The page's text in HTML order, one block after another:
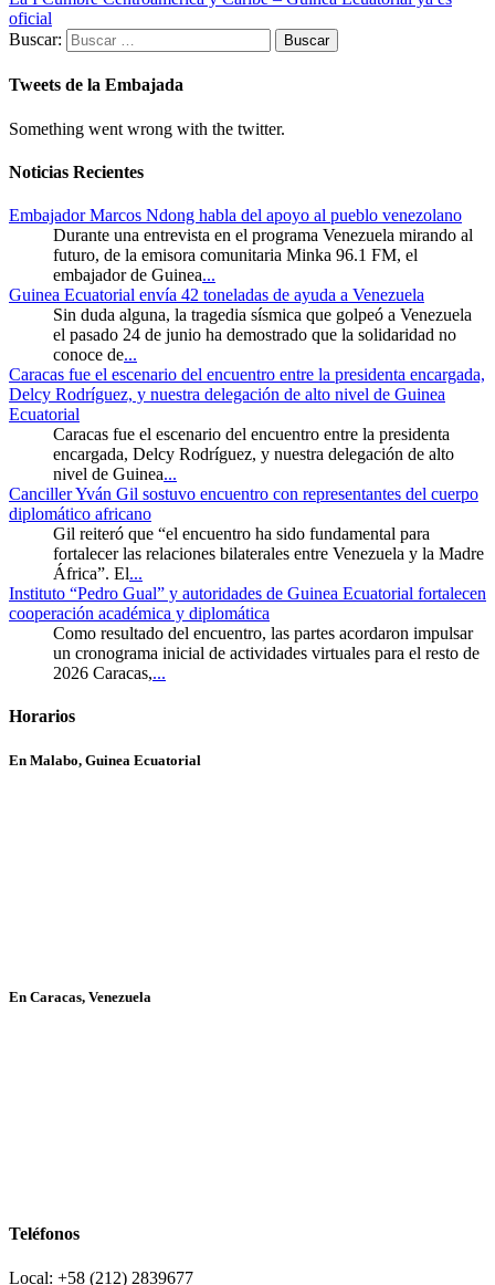
oficial
Buscar:
Tweets de la Embajada
Something went wrong with the twitter.
Noticias Recientes
Embajador Marcos Ndong habla del apoyo al pueblo venezolano
Durante una entrevista en el programa Venezuela mirando al
futuro, de la emisora comunitaria Minka 96.1 FM, el
embajador de Guinea...
Guinea Ecuatorial envía 42 toneladas de ayuda a Venezuela
Sin duda alguna, la tragedia sísmica que golpeó a Venezuela
el pasado 24 de junio ha demostrado que la solidaridad no
conoce de...
Caracas fue el escenario del encuentro entre la presidenta encargada,
Delcy Rodríguez, y nuestra delegación de alto nivel de Guinea
Ecuatorial
Caracas fue el escenario del encuentro entre la presidenta
encargada, Delcy Rodríguez, y nuestra delegación de alto
nivel de Guinea...
Canciller Yván Gil sostuvo encuentro con representantes del cuerpo
diplomático africano
Gil reiteró que “el encuentro ha sido fundamental para
fortalecer las relaciones bilaterales entre Venezuela y la Madre
África”. El...
Instituto “Pedro Gual” y autoridades de Guinea Ecuatorial fortalecen
cooperación académica y diplomática
Como resultado del encuentro, las partes acordaron impulsar
un cronograma inicial de actividades virtuales para el resto de
2026 Caracas,...
Horarios
En Malabo, Guinea Ecuatorial
En Caracas, Venezuela
Teléfonos
Local: +58 (212) 2839677